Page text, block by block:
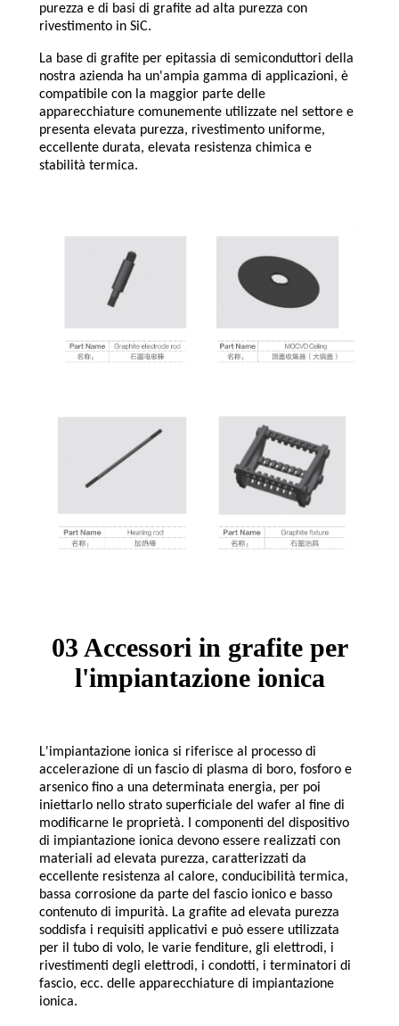
purezza e di basi di grafite ad alta purezza con
rivestimento in SiC.
La base di grafite per epitassia di semiconduttori della
nostra azienda ha un'ampia gamma di applicazioni, è
compatibile con la maggior parte delle
apparecchiature comunemente utilizzate nel settore e
presenta elevata purezza, rivestimento uniforme,
eccellente durata, elevata resistenza chimica e
stabilità termica.
03 Accessori in grafite per
l'impiantazione ionica
L'impiantazione ionica si riferisce al processo di
accelerazione di un fascio di plasma di boro, fosforo e
arsenico fino a una determinata energia, per poi
iniettarlo nello strato superficiale del wafer al fine di
modificarne le proprietà. I ​​componenti del dispositivo
di impiantazione ionica devono essere realizzati con
materiali ad elevata purezza, caratterizzati da
eccellente resistenza al calore, conducibilità termica,
bassa corrosione da parte del fascio ionico e basso
contenuto di impurità. La grafite ad elevata purezza
soddisfa i requisiti applicativi e può essere utilizzata
per il tubo di volo, le varie fenditure, gli elettrodi, i
rivestimenti degli elettrodi, i condotti, i terminatori di
fascio, ecc. delle apparecchiature di impiantazione
ionica.